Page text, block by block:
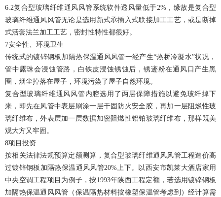
6.2复合型玻璃纤维通风风管系统软件透风量低于2%，缘故是复合型
玻璃纤维通风风管无论是选用新式承插入式联接加工工艺，或是断掉
式活套法兰加工工艺，密封性特性都很好。
7安全性、环境卫生
传统式的镀锌钢板加隔热保温通风风管一经产生“热桥冷凝水”状况，
管中露珠会浸蚀管路，白铁皮浸蚀锈蚀后，锈迹粉在通风口产生黑
圈，烟尘掉落在屋子，环境污染了屋子自然环境。
复合型玻璃纤维通风风管内腔选用了两层保障措施以避免玻纤掉下
来，即先在风管中表层刷涂一层干固防火安全胶，再加一层阻燃性玻
璃纤维布，外表层加一层数据加密阻燃性铝铂玻璃纤维布，那样既美
观大方又牢固。
8项目投资
按相关法律法规预算定额测算，复合型玻璃纤维通风风管工程造价高
过镀锌钢板加隔热保温通风风管20%上下。以西安市凯莱大酒店家用
中央空调工程项目为例子，按1993年陕西工程定额，若选用镀锌钢板
加隔热保温通风风管（保温隔热材料按橡塑保温管考虑到）经计算需